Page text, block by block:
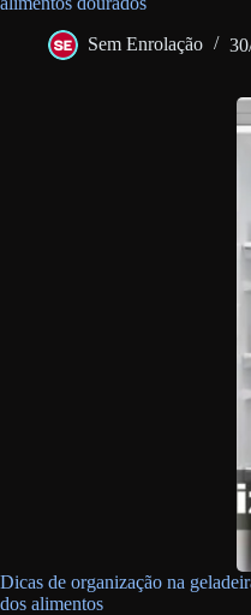
Sem Enrolação
Dicas de organização na
dos alimentos